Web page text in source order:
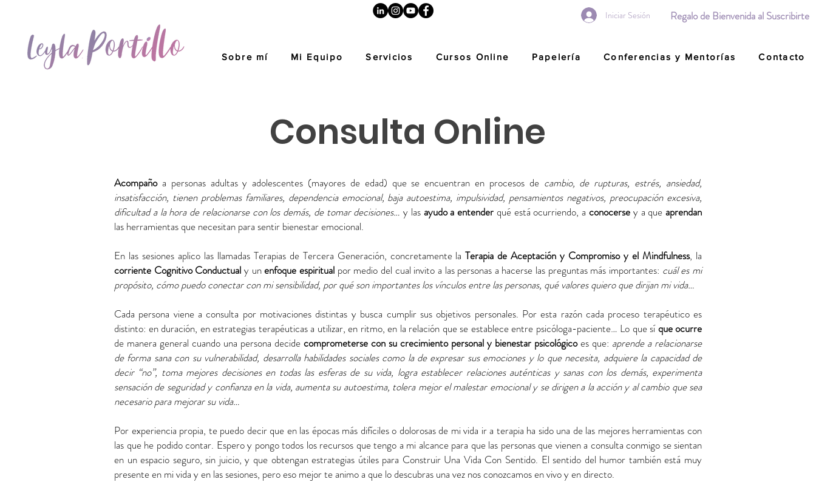
Iniciar Sesión Regalo de Bienvenida al Suscribirte
Sobre mí Mi Equipo Servicios Cursos Online Papelería Conferencias y Mentorías Contacto
Consulta Online
Acompaño a personas adultas y adolescentes (mayores de edad) que se encuentran en procesos de cambio, de rupturas, estrés, ansiedad,
insatisfacción, tienen problemas familiares, dependencia emocional, baja autoestima, impulsividad, pensamientos negativos, preocupación excesiva,
dificultad a la hora de relacionarse con los demás, de tomar decisiones… y las ayudo a entender qué está ocurriendo, a conocerse y a queaprendan
las herramientas que necesitan para sentir bienestar emocional.
En las sesiones aplico las llamadas Terapias de Tercera Generación, concretamente laTerapia de Aceptación y Compromiso y el Mindfulness, la
corriente Cognitivo Conductual y unenfoque espiritualpor medio del cual invito a las personas a hacerse las preguntas más importantes: cuál es mi
propósito, cómo puedo conectar con mi sensibilidad, por qué son importantes los vínculos entre las personas, qué valores quiero que dirijan mi vida…
Cada persona viene a consulta por motivaciones distintas y busca cumplir sus objetivos personales. Por esta razón cada proceso terapéutico es
distinto: en duración, en estrategias terapéuticas a utilizar, en ritmo, en la relación que se establece entre psicóloga-paciente… Lo que síque ocurre
de manera general cuando una persona decide comprometerse con su crecimiento personal y bienestar psicológicoes que: aprende a relacionarse
de forma sana con su vulnerabilidad, desarrolla habilidades sociales como la de expresar sus emociones y lo que necesita, adquiere la capacidad de
decir “no”, toma mejores decisiones en todas las esferas de su vida, logra establecer relaciones auténticas y sanas con los demás, experimenta
sensación de seguridad y confianza en la vida, aumenta su autoestima, tolera mejor el malestar emocional y se dirigen a la acción y al cambio que sea
necesario para mejorar su vida…
Por experiencia propia, te puedo decir que en las épocas más difíciles o dolorosas de mi vida ir a terapia ha sido una de las mejores herramientas con
las que he podido contar. Espero y pongo todos los recursos que tengo a mi alcance para que las personas que vienen a consulta conmigo se sientan
en un espacio seguro, sin juicio, y que obtengan estrategias útiles para Construir Una Vida Con Sentido. El sentido del humor también está muy
presente en mi vida y en las sesiones, pero eso mejor te animo a que lo descubras una vez nos conozcamos en vivo y en directo.